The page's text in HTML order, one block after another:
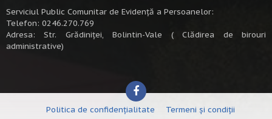
Serviciul Public Comunitar de Evidență a Persoanelor:
Telefon: 0246.270.769
Adresa: Str. Grădiniței, Bolintin-Vale ( Clădirea de birouri
administrative)
Politica de confidențialitate Termeni și condiții